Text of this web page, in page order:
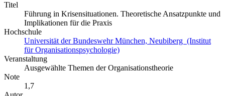
Titel
Führung in Krisensituationen. Theoretische Ansatzpunkte und
Implikationen für die Praxis
Hochschule
Universität der Bundeswehr München, Neubiberg (Institut
für Organisationspsychologie)
Veranstaltung
Ausgewählte Themen der Organisationstheorie
Note
1,7